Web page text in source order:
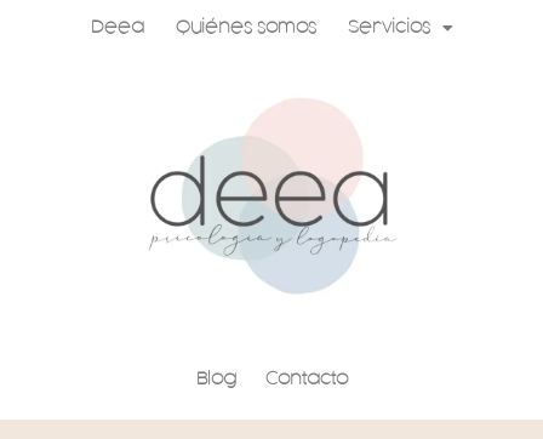
Deea Quiénes somos Servicios
Blog Contacto